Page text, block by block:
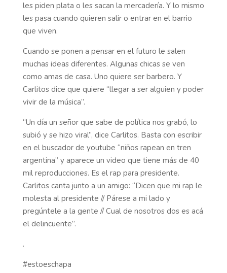
les piden plata o les sacan la mercadería. Y lo mismo
les pasa cuando quieren salir o entrar en el barrio
que viven.
Cuando se ponen a pensar en el futuro le salen
muchas ideas diferentes. Algunas chicas se ven
como amas de casa. Uno quiere ser barbero. Y
Carlitos dice que quiere “llegar a ser alguien y poder
vivir de la música”.
“Un día un señor que sabe de política nos grabó, lo
subió y se hizo viral”, dice Carlitos. Basta con escribir
en el buscador de youtube “niños rapean en tren
argentina” y aparece un video que tiene más de 40
mil reproducciones. Es el rap para presidente.
Carlitos canta junto a un amigo: “Dicen que mi rap le
molesta al presidente // Párese a mi lado y
pregúntele a la gente // Cual de nosotros dos es acá
el delincuente”.
.
#estoeschapa